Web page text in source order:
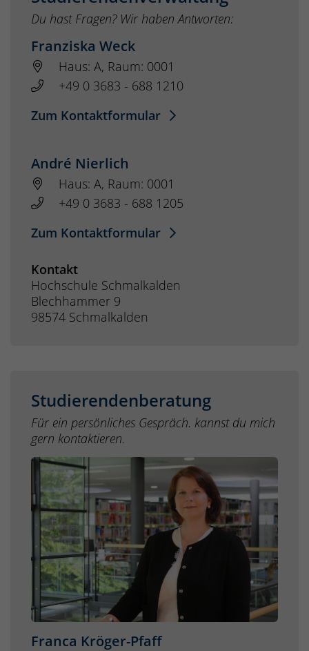
Du hast Fragen? Wir haben Antworten:
Franziska Weck
Haus: A, Raum: 0001
+49 0 3683 - 688 1210
Zum Kontaktformular
André Nierlich
Haus: A, Raum: 0001
+49 0 3683 - 688 1205
Zum Kontaktformular
Kontakt
Hochschule Schmalkalden
Blechhammer 9
98574 Schmalkalden
Studierendenberatung
Für ein persönliches Gespräch. kannst du mich
gern kontaktieren.
Franca Kröger-Pfaff